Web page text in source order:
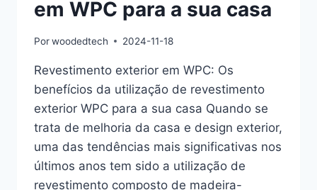
em WPC para a sua casa
Porwoodedtech 2024-11-18
Revestimento exterior em WPC: Os
benefícios da utilização de revestimento
exterior WPC para a sua casa Quando se
trata de melhoria da casa e design exterior,
uma das tendências mais significativas nos
últimos anos tem sido a utilização de
revestimento composto de madeira-